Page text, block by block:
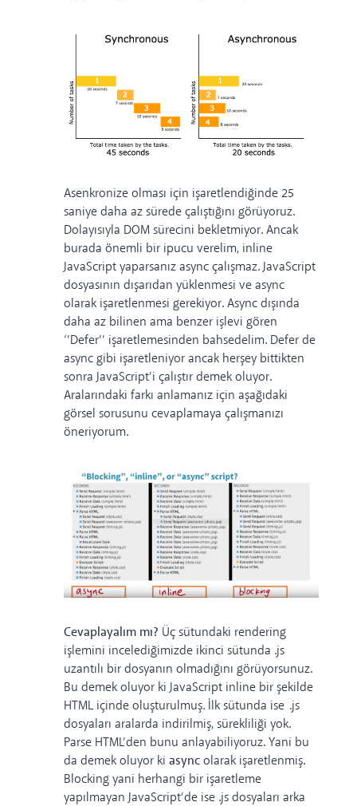
Asenkronize olması için işaretlendiğinde 25
saniye daha az sürede çalıştığını görüyoruz.
Dolayısıyla DOM sürecini bekletmiyor. Ancak
burada önemli bir ipucu verelim, inline
JavaScript yaparsanız async çalışmaz. JavaScript
dosyasının dışarıdan yüklenmesi ve async
olarak işaretlenmesi gerekiyor. Async dışında
daha az bilinen ama benzer işlevi gören
‘’Defer’’ işaretlemesinden bahsedelim. Defer de
async gibi işaretleniyor ancak herşey bittikten
sonra JavaScript’i çalıştır demek oluyor.
Aralarındaki farkı anlamanız için aşağıdaki
görsel sorusunu cevaplamaya çalışmanızı
öneriyorum.
Cevaplayalım mı? Üç sütundaki rendering
işlemini incelediğimizde ikinci sütunda .js
uzantılı bir dosyanın olmadığını görüyorsunuz.
Bu demek oluyor ki JavaScript inline bir şekilde
HTML içinde oluşturulmuş. İlk sütunda ise .js
dosyaları aralarda indirilmiş, sürekliliği yok.
Parse HTML’den bunu anlayabiliyoruz. Yani bu
da demek oluyor ki asyncolarak işaretlenmiş.
Blocking yani herhangi bir işaretleme
yapılmayan JavaScript’de ise .js dosyaları arka